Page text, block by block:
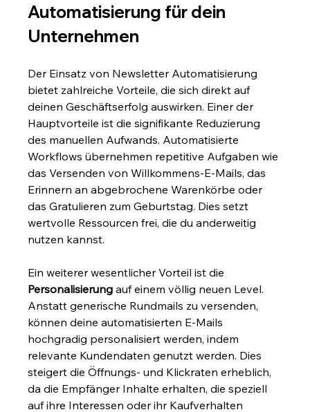
Automatisierung für dein
Unternehmen
Der Einsatz von Newsletter Automatisierung
bietet zahlreiche Vorteile, die sich direkt auf
deinen Geschäftserfolg auswirken. Einer der
Hauptvorteile ist die signifikante Reduzierung
des manuellen Aufwands. Automatisierte
Workflows übernehmen repetitive Aufgaben wie
das Versenden von Willkommens-E-Mails, das
Erinnern an abgebrochene Warenkörbe oder
das Gratulieren zum Geburtstag. Dies setzt
wertvolle Ressourcen frei, die du anderweitig
nutzen kannst.
Ein weiterer wesentlicher Vorteil ist die
Personalisierung auf einem völlig neuen Level.
Anstatt generische Rundmails zu versenden,
können deine automatisierten E-Mails
hochgradig personalisiert werden, indem
relevante Kundendaten genutzt werden. Dies
steigert die Öffnungs- und Klickraten erheblich,
da die Empfänger Inhalte erhalten, die speziell
auf ihre Interessen oder ihr Kaufverhalten